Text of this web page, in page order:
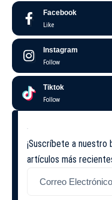
Facebook
Like
Instagram
Follow
Tiktok
Follow
¡Suscríbete a
artículos más